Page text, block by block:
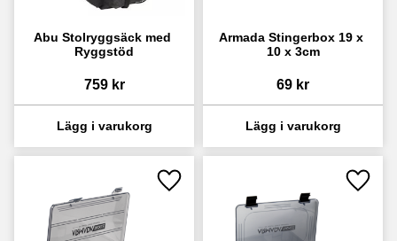
Abu Stolryggsäck med
Ryggstöd
759kr
Armada Stingerbox 19 x
10 x 3cm
69 kr
Lägg till i favoriter Lägg